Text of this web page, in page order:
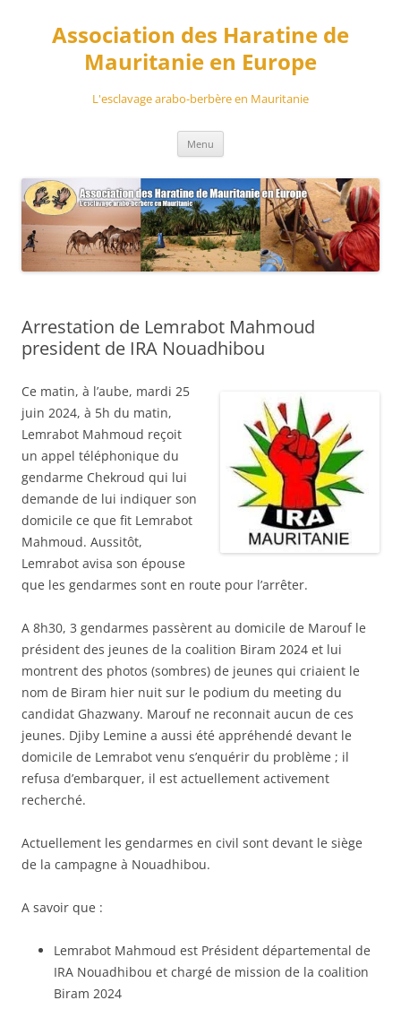
contenuAssociation des Haratine de
Mauritanie en Europe
L'esclavage arabo-berbère en Mauritanie
Menu
Arrestation de Lemrabot Mahmoud
president de IRA Nouadhibou
Ce matin, à l’aube, mardi 25
juin 2024, à 5h du matin,
Lemrabot Mahmoud reçoit
un appel téléphonique du
gendarme Chekroud qui lui
demande de lui indiquer son
domicile ce que fit Lemrabot
Mahmoud. Aussitôt,
Lemrabot avisa son épouse
que les gendarmes sont en route pour l’arrêter.
A 8h30, 3 gendarmes passèrent au domicile de Marouf le
président des jeunes de la coalition Biram 2024 et lui
montrent des photos (sombres) de jeunes qui criaient le
nom de Biram hier nuit sur le podium du meeting du
candidat Ghazwany. Marouf ne reconnait aucun de ces
jeunes. Djiby Lemine a aussi été appréhendé devant le
domicile de Lemrabot venu s’enquérir du problème ; il
refusa d’embarquer, il est actuellement activement
recherché.
Actuellement les gendarmes en civil sont devant le siège
de la campagne à Nouadhibou.
A savoir que :
Lemrabot Mahmoud est Président départemental de
IRA Nouadhibou et chargé de mission de la coalition
Biram 2024